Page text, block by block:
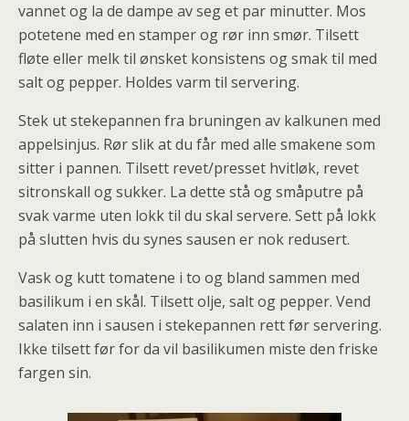
vannet og la de dampe av seg et par minutter. Mos
potetene med en stamper og rør inn smør. Tilsett
fløte eller melk til ønsket konsistens og smak til med
salt og pepper. Holdes varm til servering.
Stek ut stekepannen fra bruningen av kalkunen med
appelsinjus. Rør slik at du får med alle smakene som
sitter i pannen. Tilsett revet/presset hvitløk, revet
sitronskall og sukker. La dette stå og småputre på
svak varme uten lokk til du skal servere. Sett på lokk
på slutten hvis du synes sausen er nok redusert.
Vask og kutt tomatene i to og bland sammen med
basilikum i en skål. Tilsett olje, salt og pepper. Vend
salaten inn i sausen i stekepannen rett før servering.
Ikke tilsett før for da vil basilikumen miste den friske
fargen sin.